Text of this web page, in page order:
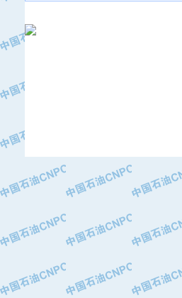
·北京长空工业有限公司
·河北保定天威集团特变电气有限公司
·中国石油抚顺石化公司
·中国石油辽阳石油化纤公司
·托肯恒山科技（广州）有限公司
·中国石油兰州石油化工公司
·大庆油田有限责任公司
·中国石油辽河油田分公司